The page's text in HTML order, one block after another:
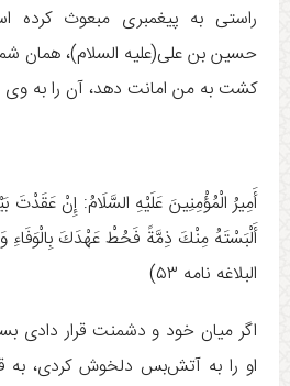
راستی به پیغمبری مبعوث کرده
حسین بن علی(علیه السلام)، همان
کشت به من امانت دهد، آن را به وی
أَمِيرُ الْمُؤْمِنِينَ عَلَيْهِ السَّلَامُ: إِنْ‏
أَلْبَسْتَهُ مِنْكَ ذِمَّةً فَحُطْ عَهْدَكَ بِالْوَفَاءِ
البلاغه نامه ۵۳)
اگر ميان خود و دشمنت قرار دادى
او را به آتش‌بس دلخوش كردى، به